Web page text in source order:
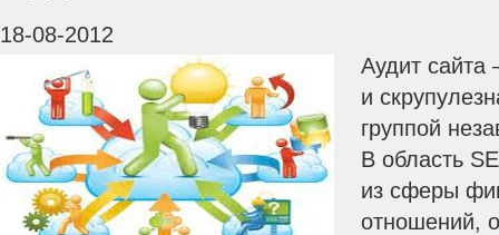
18-08-2012
Аудит
и
группой
В область
из сферы
отношений,